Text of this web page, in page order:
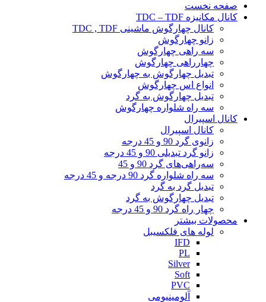
صفحه نخست
کانال مکانیزه TDC – TDF
کانال چهارگوش ماشینی TDC , TDF
زانو چهارگوش
سه راهی چهارگوش
چهارراهی چهارگوش
تبدیل چهارگوش به چهارگوش
انواع اس چهارگوش
تبدیل چهارگوش به گرد
سه راه شلواره چهارگوش
کانال اسپیرال
کانال اسپیرال
زانوی گرد 90 و 45 درجه
زانو گرد تبدیلی 90 و 45 درجه
سه‌راهی‌های گرد 90 و 45
سه راه شلواره گرد 90 درجه و 45 درجه
تبدیل گرد به گرد
تبدیل چهارگوش به گرد
چهار راه گرد 90 و 45 درجه
محصولات بیشتر
لوله های فلکسیبل
IFD
PL
Silver
Soft
PVC
آلومینیومی